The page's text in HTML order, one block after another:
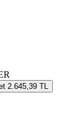
2.645,39 TL